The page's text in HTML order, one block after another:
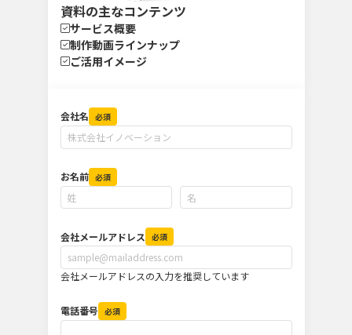
資料の主なコンテンツ
サービス概要
制作動画ラインナップ
ご活用イメージ
会社名 必須
お名前 必須
会社メールアドレス 必須
会社メールアドレスの入力を推奨しています
電話番号 必須